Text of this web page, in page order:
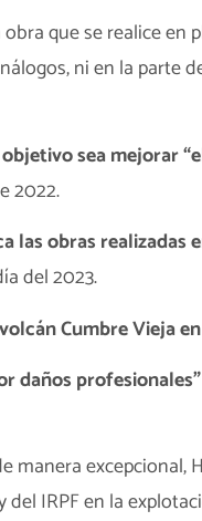
que se realice en
ni en la parte
sea mejorar
2022.
obras realizadas
del 2023.
Cumbre Vieja
daños profesionales”
manera
IRPF en la